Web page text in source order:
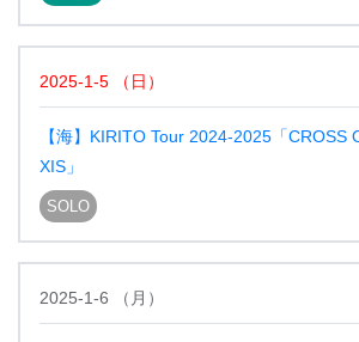
2025-1-5 （ 日 ）
【海】KIRITO Tour 2024-2025「CROSS
XIS」
SOLO
2025-1-6 （ 月 ）